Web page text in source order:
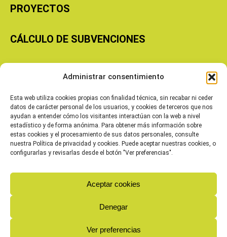
Administrar consentimiento
Esta web utiliza cookies propias con finalidad técnica, sin recabar ni ceder
datos de carácter personal de los usuarios, y cookies de terceros que nos
ayudan a entender cómo los visitantes interactúan con la web a nivel
estadístico y de forma anónima. Para obtener más información sobre
estas cookies y el procesamiento de sus datos personales, consulte
nuestra Política de privacidad y cookies. Puede aceptar nuestras cookies, o
configurarlas y revisarlas desde el botón "Ver preferencias".
Aceptar cookies
Denegar
Ver preferencias
PROYECTOS
CÁLCULO DE SUBVENCIONES